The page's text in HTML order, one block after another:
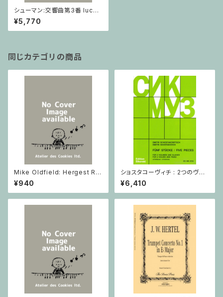
シューマン:交響曲第3番 lucks
06614 / フルスコア
¥5,770
同じカテゴリの商品
Mike Oldfield: Hergest Rid
ge / ピアノ
¥940
ショスタコーヴィチ : 2つのヴァ
イオリンとピアノのための 5つの
小品 / ヴァイオリン2とピアノ
¥6,410